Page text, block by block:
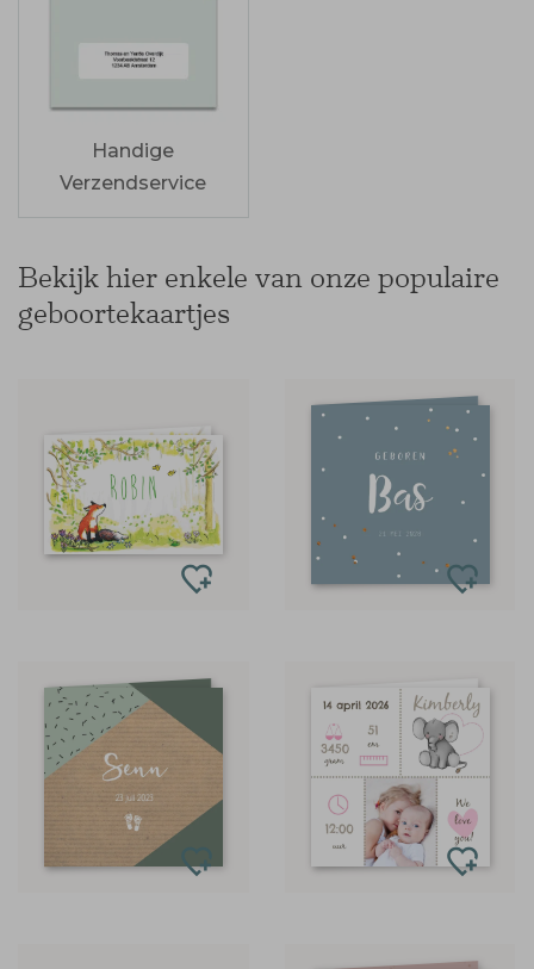
Handige
Verzendservice
Bekijk hier enkele van onze populaire
geboortekaartjes